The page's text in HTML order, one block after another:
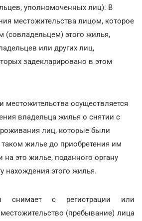
уполномоченных лиц). В
местожительства лицом, которое
(совладельцем) этого жилья,
или других лиц,
задекларировано в этом
местожительства осуществляется
владельца жилья о снятии с
лиц, которые были
жилье до приобретения им
на это жилье, поданного органу
нахождения этого жилья.
снимает с регистрации или
(пребывание) лица